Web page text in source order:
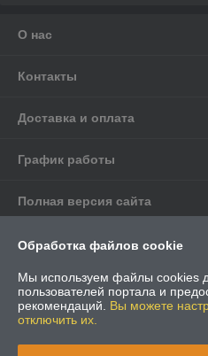
О нас
Контакты
Доставка и оплата
График работы
Полная версия сайта
Политика обработки cookies
Сайт создан на платформе
Обработка файлов cookie
Мы используем файлы cookies
пользователей портала и
рекомендаций. Вы можете
отключить их.